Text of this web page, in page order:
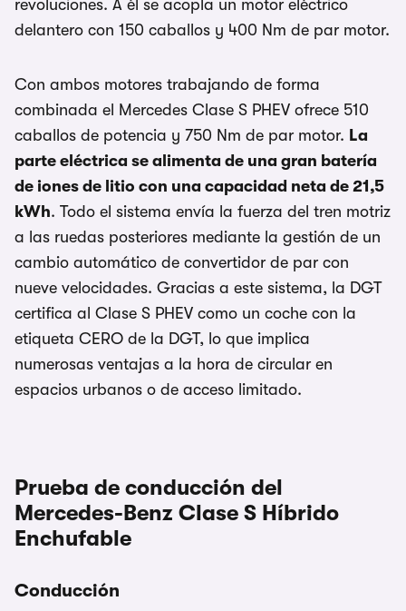
revoluciones. A él se acopla un motor eléctrico
delantero con 150 caballos y 400 Nm de par motor.
Con ambos motores trabajando de forma
combinada el Mercedes Clase S PHEV ofrece 510
caballos de potencia y 750 Nm de par motor. La
parte eléctrica se alimenta de una gran batería
de iones de litio con una capacidad neta de 21,5
kWh. Todo el sistema envía la fuerza del tren motriz
a las ruedas posteriores mediante la gestión de un
cambio automático de convertidor de par con
nueve velocidades. Gracias a este sistema, la DGT
certifica al Clase S PHEV como un coche con la
etiqueta CERO de la DGT, lo que implica
numerosas ventajas a la hora de circular en
espacios urbanos o de acceso limitado.
Prueba de conducción del
Mercedes-Benz Clase S Híbrido
Enchufable
Conducción